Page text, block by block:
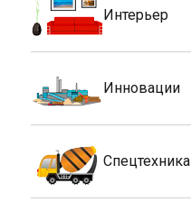
Интерьер
Инновации
Спецтехника